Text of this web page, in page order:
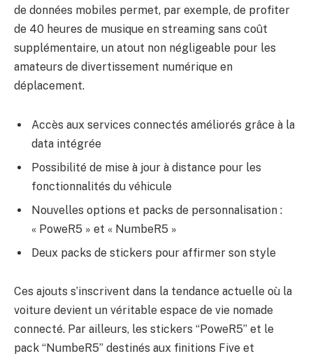
de données mobiles permet, par exemple, de profiter
de 40 heures de musique en streaming sans coût
supplémentaire, un atout non négligeable pour les
amateurs de divertissement numérique en
déplacement.
Accès aux services connectés améliorés grâce à la
data intégrée
Possibilité de mise à jour à distance pour les
fonctionnalités du véhicule
Nouvelles options et packs de personnalisation :
« PoweR5 » et « NumbeR5 »
Deux packs de stickers pour affirmer son style
Ces ajouts s’inscrivent dans la tendance actuelle où la
voiture devient un véritable espace de vie nomade
connecté. Par ailleurs, les stickers “PoweR5” et le
pack “NumbeR5” destinés aux finitions Five et